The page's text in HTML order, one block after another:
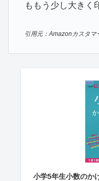
ももう少し大きく
引用元：Amazonカスタマ
小学5年生小数のか